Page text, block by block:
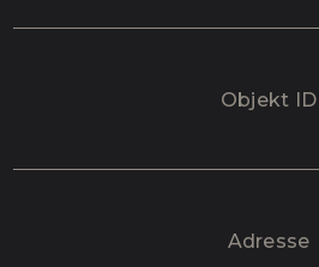
Objekt ID
Adresse